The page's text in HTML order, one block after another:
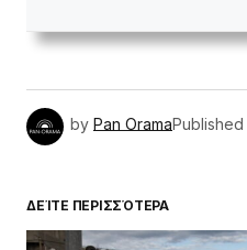
by Pan OramaPublished
ΔΕΊΤΕ ΠΕΡΙΣΣΌΤΕΡΑ